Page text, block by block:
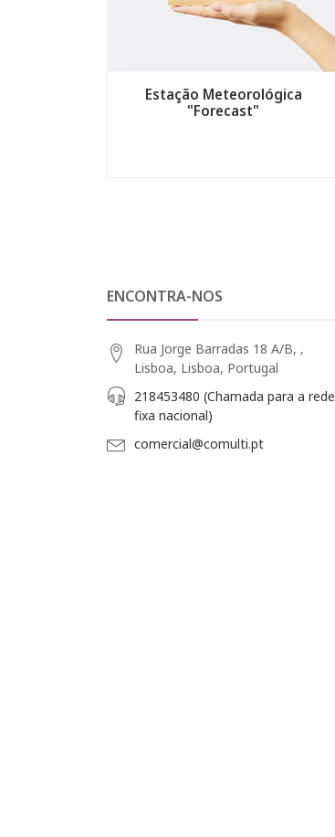
Estação Meteorológica
"Forecast"
ENCONTRA-NOS
Rua Jorge Barradas 18 A/B, ,
Lisboa, Lisboa, Portugal
218453480 (Chamada para a rede
fixa nacional)
comercial@comulti.pt